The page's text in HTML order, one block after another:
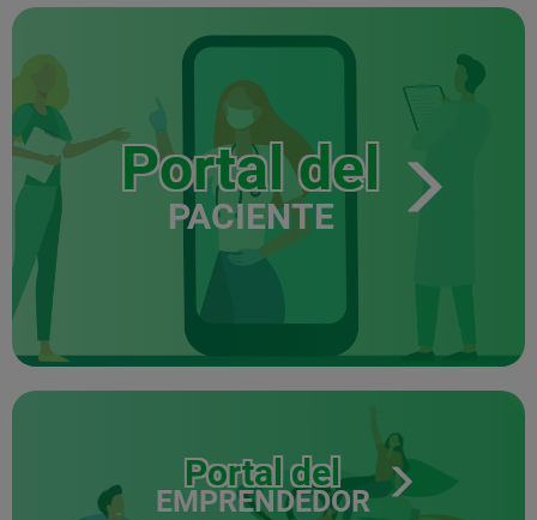
Portal del
PACIENTE
Portal del
EMPRENDEDOR